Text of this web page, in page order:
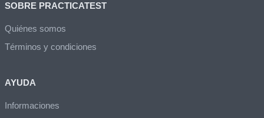
SOBRE PRACTICATEST
Quiénes somos
Términos y condiciones
AYUDA
Informaciones